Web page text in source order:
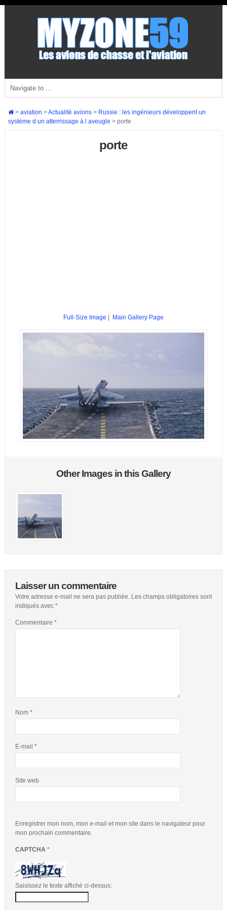
> aviation >Actualité avions> Russie : les ingénieurs développent un
système d un atterrissage à l aveugle > porte
porte
Full-Size Image Main Gallery Page
Other Images in this Gallery
Laisser un commentaire
Votre adresse e-mail ne sera pas publiée. Les champs obligatoires sont
indiqués avec *
Commentaire *
Nom *
E-mail *
Site web
Enregistrer mon nom, mon e-mail et mon site dans le navigateur pour
mon prochain commentaire.
CAPTCHA *
Saisissez le texte affiché ci-dessus: